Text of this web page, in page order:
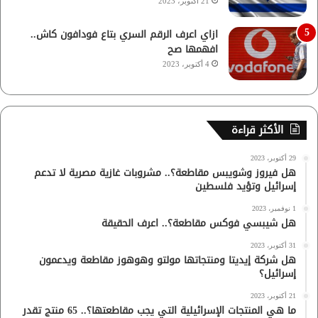
ازاي اعرف الرقم السري بتاع فودافون كاش..
افهمها صح
4 أكتوبر، 2023
الأكثر قراءة
29 أكتوبر، 2023
هل فيروز وشويبس مقاطعة؟.. مشروبات غازية مصرية لا تدعم
إسرائيل وتؤيد فلسطين
1 نوفمبر، 2023
هل شيبسي فوكس مقاطعة؟.. اعرف الحقيقة
31 أكتوبر، 2023
هل شركة إيديتا ومنتجاتها مولتو وهوهوز مقاطعة ويدعمون
إسرائيل؟
21 أكتوبر، 2023
ما هي المنتجات الإسرائيلية التي يجب مقاطعتها؟.. 65 منتج تقدر